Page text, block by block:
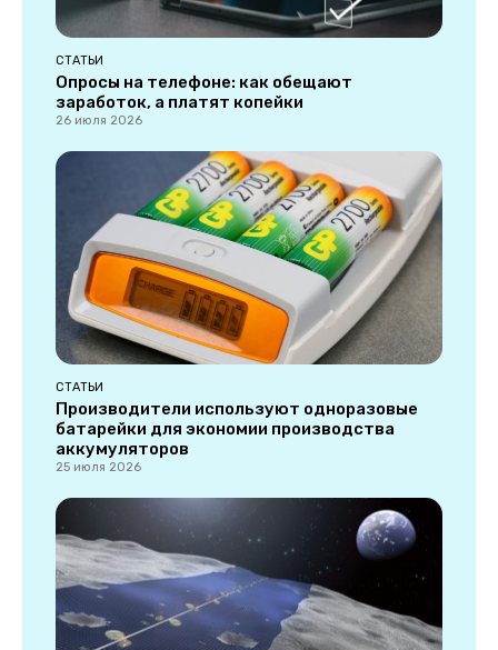
СТАТЬИ
Опросы на телефоне: как обещают
заработок, а платят копейки
26 июля 2026
СТАТЬИ
Производители используют одноразовые
батарейки для экономии производства
аккумуляторов
25 июля 2026